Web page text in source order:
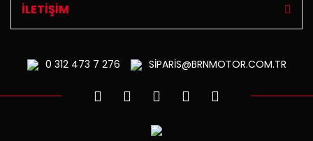
İLETİŞİM
0 312473 7 276 SİPARİS@BRNMOTOR.COM.TR